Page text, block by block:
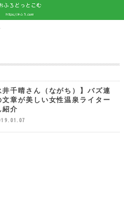
井千晴さん（ながち）】バズ連
文章が美しい女性温泉ライター
紹介